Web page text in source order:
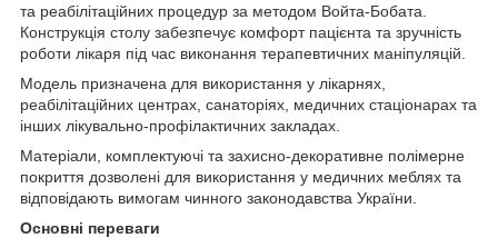
та реабілітаційних процедур за методом Войта-Бобата.
Конструкція столу забезпечує комфорт пацієнта та зручність
роботи лікаря під час виконання терапевтичних маніпуляцій.
Модель призначена для використання у лікарнях,
реабілітаційних центрах, санаторіях, медичних стаціонарах та
інших лікувально-профілактичних закладах.
Матеріали, комплектуючі та захисно-декоративне полімерне
покриття дозволені для використання у медичних меблях та
відповідають вимогам чинного законодавства України.
Основні переваги